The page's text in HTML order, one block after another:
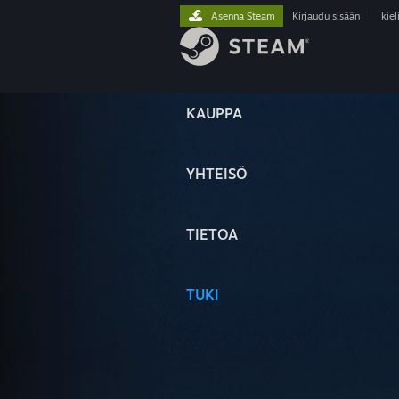
KAUPPA
YHTEISÖ
TIETOA
TUKI
Asenna Steam Kirjaudu sisään kieli